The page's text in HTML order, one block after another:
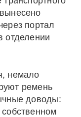
портал
отделении
немало
ремень
доводы: